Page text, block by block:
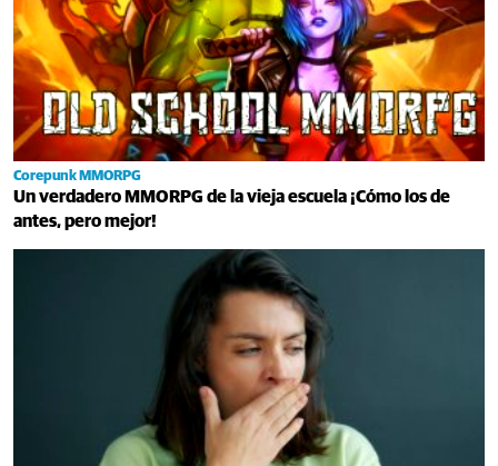
Corepunk MMORPG
Un verdadero MMORPG de la vieja escuela ¡Cómo los de
antes, pero mejor!